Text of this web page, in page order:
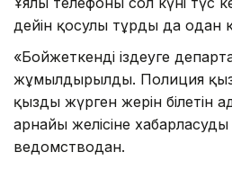
дейін қосулы тұрды да одан
«Бойжеткенді іздеуге
жұмылдырылды. Полиция
қыздың жүрген жерін білетін
арнайы желісіне
ведомстводан.